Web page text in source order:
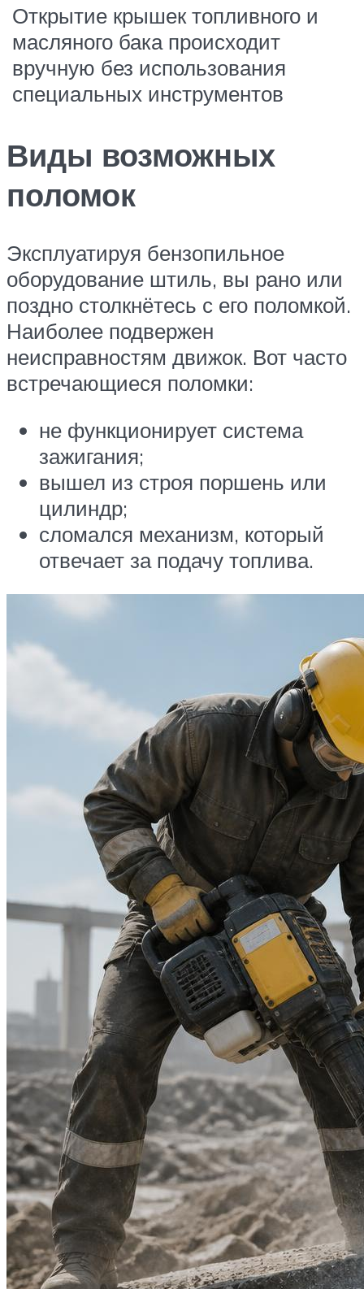
Открытие крышек топливного и
масляного бака происходит
вручную без использования
специальных инструментов
Виды возможных
поломок
Эксплуатируя бензопильное
оборудование штиль, вы рано или
поздно столкнётесь с его поломкой.
Наиболее подвержен
неисправностям движок. Вот часто
встречающиеся поломки:
не функционирует система
зажигания;
вышел из строя поршень или
цилиндр;
сломался механизм, который
отвечает за подачу топлива.